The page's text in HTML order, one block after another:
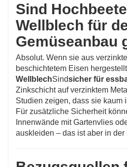
Sind
Wellblech für
Gemüseanbau
Absolut. Wenn sie aus
beschichtetem Eisen
WellblechSindsicher für
Zinkschicht auf verzinktem
Studien zeigen, dass sie kaum
Für zusätzliche Sicherheit
Innenwände mit Gartenvlies
auskleiden – das ist aber in